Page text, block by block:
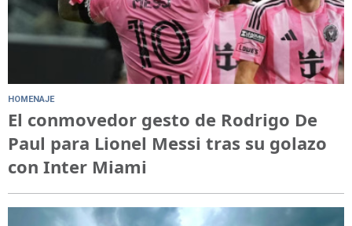
HOMENAJE
El conmovedor gesto de Rodrigo De
Paul para Lionel Messi tras su golazo
con Inter Miami